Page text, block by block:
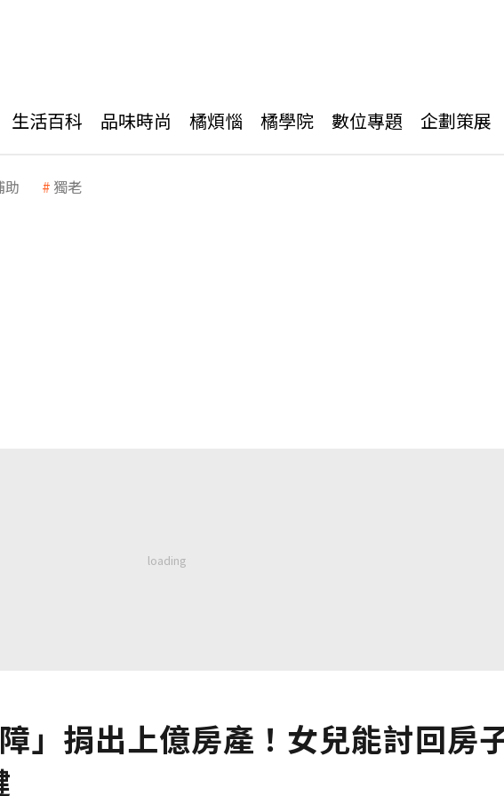
生活百科 品味時尚 橘煩惱 橘學院 數位專題 企劃策展
助 獨老
」捐出上億房產！女兒能討回房